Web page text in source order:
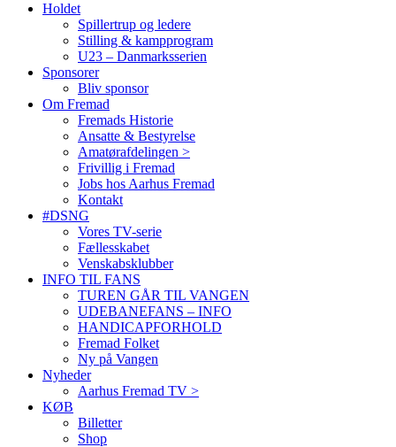
Holdet
Spillertrup og ledere
Stilling & kampprogram
U23 – Danmarksserien
Sponsorer
Bliv sponsor
Om Fremad
Fremads Historie
Ansatte & Bestyrelse
Amatørafdelingen >
Frivillig i Fremad
Jobs hos Aarhus Fremad
Kontakt
#DSNG
Vores TV-serie
Fællesskabet
Venskabsklubber
INFO TIL FANS
TUREN GÅR TIL VANGEN
UDEBANEFANS – INFO
HANDICAPFORHOLD
Fremad Folket
Ny på Vangen
Nyheder
Aarhus Fremad TV >
KØB
Billetter
Shop